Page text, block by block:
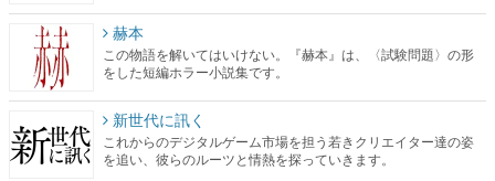
新世代に訊く
これからのデジタルゲーム市場を担う若きクリエイター達の姿
を追い、彼らのルーツと情熱を探っていきます。
ゲーム世代の作家たち
ゲームに多大な影響を受けた作家さんに取材し、ゲームが日本
のコンテンツ産業やカルチャーに与えた影響を探る企画です。